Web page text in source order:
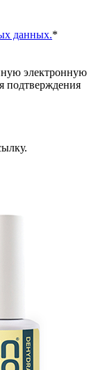
данных.*
электронную
подтверждения